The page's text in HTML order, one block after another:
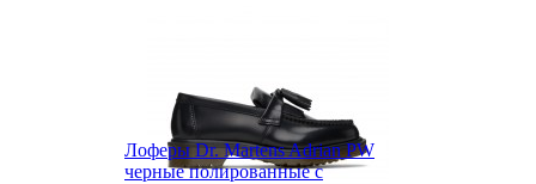
Лоферы Dr. Martens Adrian PW
черные полированные с